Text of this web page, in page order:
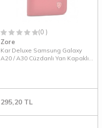
(0 )
Zore
Kar Deluxe Samsung Galaxy
A20 / A30 Cüzdanlı Yan Kapaklı
295,20 TL